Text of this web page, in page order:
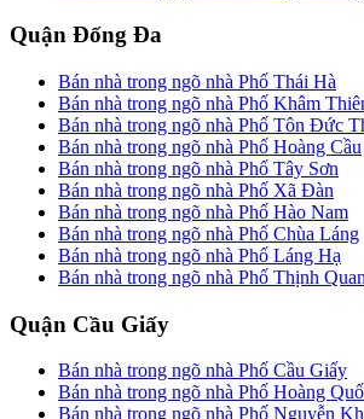
Quận Đống Đa
Bán nhà trong ngõ nhà Phố Thái Hà
Bán nhà trong ngõ nhà Phố Khâm
Bán nhà trong ngõ nhà Phố Tôn Đức
Bán nhà trong ngõ nhà Phố Hoàng Cầu
Bán nhà trong ngõ nhà Phố Tây Sơn
Bán nhà trong ngõ nhà Phố Xã Đàn
Bán nhà trong ngõ nhà Phố Hào Nam
Bán nhà trong ngõ nhà Phố Chùa Láng
Bán nhà trong ngõ nhà Phố Láng Hạ
Bán nhà trong ngõ nhà Phố Thịnh
Quận Cầu Giấy
Bán nhà trong ngõ nhà Phố Cầu Giấy
Bán nhà trong ngõ nhà Phố Hoàng
Bán nhà trong ngõ nhà Phố Nguyễn